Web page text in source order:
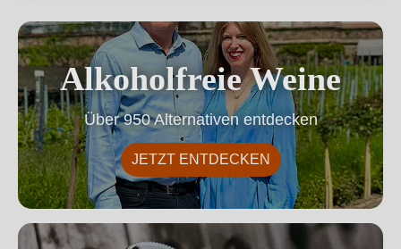
Alkoholfreie Weine
Alkoholfreie Weine
Über 950 Alternativen entdecken
JETZT ENTDECKEN
Letzte Flaschen